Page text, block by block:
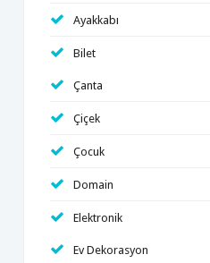
Ayakkabı
Bilet
Çanta
Çiçek
Çocuk
Domain
Elektronik
Ev Dekorasyon